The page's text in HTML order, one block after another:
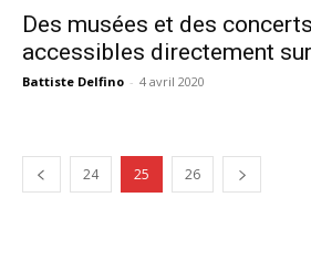
Des musées et des
accessibles directement
Battiste Delfino - 4 avril 2020
24 25 26